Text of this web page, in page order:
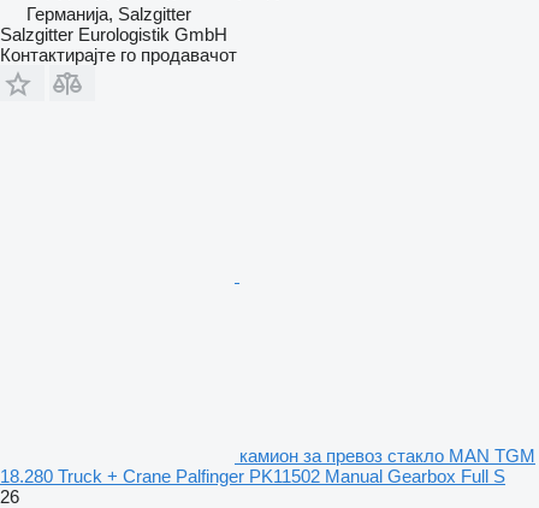
Германија, Salzgitter
Salzgitter Eurologistik GmbH
Контактирајте го продавачот
камион за превоз стакло MAN TGM
18.280 Truck + Crane Palfinger PK11502 Manual Gearbox Full S
26